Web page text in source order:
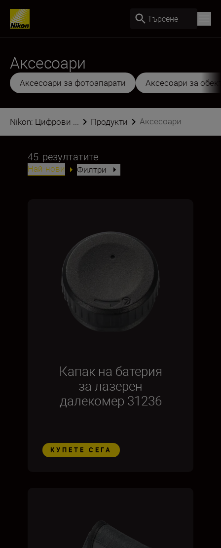
Търсене
Аксесоари
Аксесоари за фотоапарати Аксесоари за
Nikon: Цифрови ... Продукти Аксесоари
45 резултатите
Най-нови Филтри
Капак на батерия
за лазерен
далекомер 31236
КУПЕТЕ СЕГА